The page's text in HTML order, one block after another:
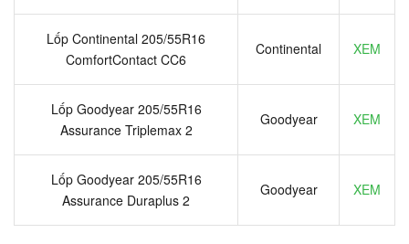
Lốp Continental 205/55R16
ComfortContact CC6
Continental XEM
Lốp Goodyear 205/55R16
Assurance Triplemax 2
Goodyear XEM
Lốp Goodyear 205/55R16
Assurance Duraplus 2
Goodyear XEM